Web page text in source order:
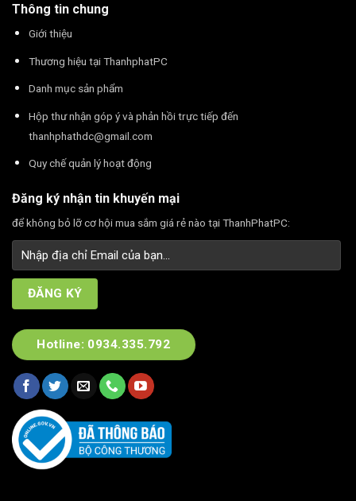
Thông tin chung
Giới thiệu
Thương hiệu tại ThanhphatPC
Danh mục sản phẩm
Hộp thư nhận góp ý và phản hồi trực tiếp đến
thanhphathdc@gmail.com
Quy chế quản lý hoạt động
Đăng ký nhận tin khuyến mại
để không bỏ lỡ cơ hội mua sắm giá rẻ nào tại ThanhPhatPC:
Hotline: 0934.335.792